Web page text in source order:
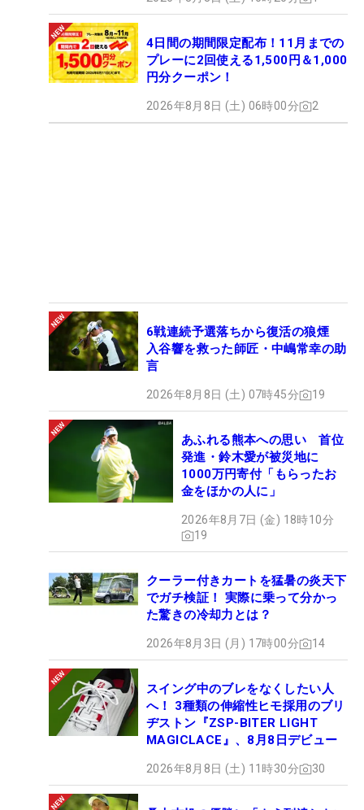
4日間の期間限定配布！11月までの
プレーに2回使える1,500円＆1,000
円分クーポン！
2026年8月8日 (土) 06時00分 2
6戦連続予選落ちから復活の狼煙
入谷響を救った師匠・中嶋常幸の助
言
2026年8月8日 (土) 07時45分 19
あふれる熊本への思い 首位
発進・鈴木愛が被災地に
1000万円寄付「もらったお
金をほかの人に」
2026年8月7日 (金) 18時10分
19
クーラー付きカートを猛暑の炎天下
でガチ検証！ 実際に乗って分かっ
た驚きの冷却力とは？
2026年8月3日 (月) 17時00分 14
スイング中のブレをなくしたい人
へ！ 3種類の伸縮性ヒモ採用のブリ
ヂストン『ZSP-BITER LIGHT
MAGICLACE』、8月8日デビュー
2026年8月8日 (土) 11時30分 30